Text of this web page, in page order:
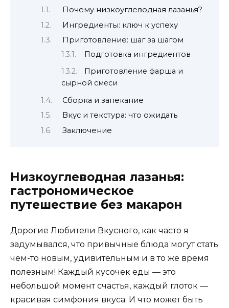
Почему низкоуглеводная лазанья?
Ингредиенты: ключ к успеху
Приготовление: шаг за шагом
Подготовка ингредиентов
Приготовление фарша и
сырной смеси
Сборка и запекание
Вкус и текстура: что ожидать
Заключение
Низкоуглеводная лазанья:
гастрономическое
путешествие без макарон
Дорогие Любители Вкусного, как часто я
задумывался, что привычные блюда могут стать
чем-то новым, удивительным и в то же время
полезным! Каждый кусочек еды — это
небольшой момент счастья, каждый глоток —
красивая симфония вкуса. И что может быть